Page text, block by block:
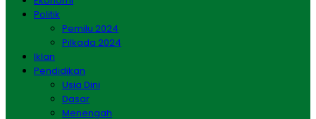
Politik
Pemilu 2024
Pilkada 2024
Iklan
Pendidikan
Usia Dini
Dasar
Menengah